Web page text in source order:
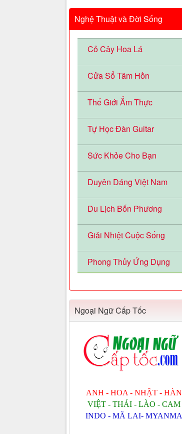
Nghệ Thuật và Đời Sống
Cỏ Cây Hoa Lá
Cửa Sổ Tâm Hồn
Thế Giới Ẩm Thực
Tự Học Đàn Guitar
Sức Khỏe Cho Bạn
Duyên Dáng Việt Nam
Du Lịch Bốn Phương
Giải Nhiệt Cuộc Sống
Phong Thủy Ứng Dụng
Ngoại Ngữ Cấp Tốc
ANH - HOA - NHẬT - HÀN
VIỆT - THÁI - LÀO - CAM
INDO - MÃ LAI- MYANMA